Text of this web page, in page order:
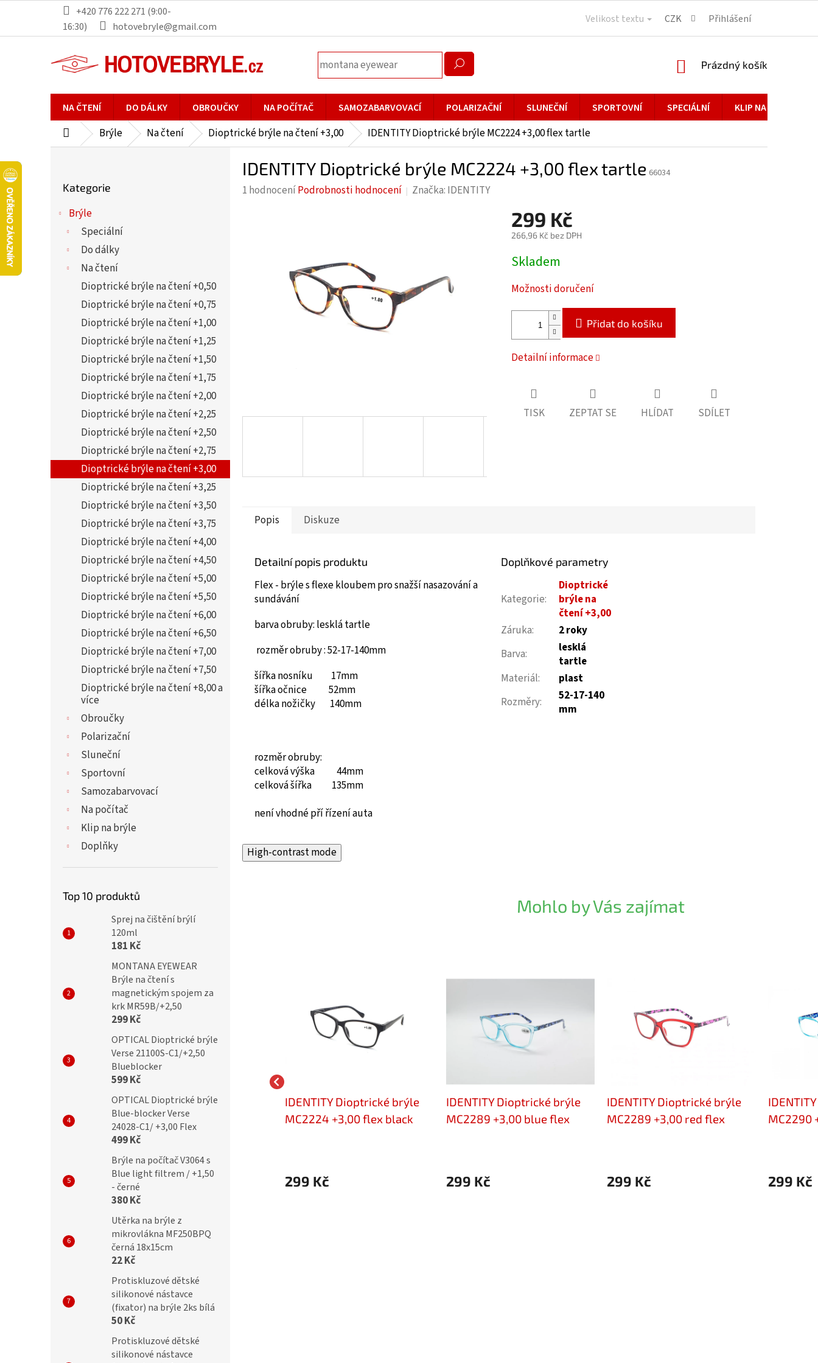
obsah
+420 776 222 271 (9:00-
16:30)
hotovebryle@gmail.com
Velikost textu CZK Přihlášení
NÁKUPNÍ
Prázdný košík
NA ČTENÍ DO DÁLKY OBROUČKY NA POČÍTAČ SAMOZABARVOVACÍ POLARIZAČNÍ SLUNEČNÍ SPORTOVNÍ SPECIÁLNÍ KLIP NA BRÝLE
DomůBrýle Na čtení Dioptrické brýle na čtení +3,00 IDENTITY Dioptrické brýle MC2224 +3,00 flex tartle
kategorie
Kategorie
Brýle
Speciální
Do dálky
Na čtení
Dioptrické brýle na čtení +0,50
Dioptrické brýle na čtení +0,75
Dioptrické brýle na čtení +1,00
Dioptrické brýle na čtení +1,25
Dioptrické brýle na čtení +1,50
Dioptrické brýle na čtení +1,75
Dioptrické brýle na čtení +2,00
Dioptrické brýle na čtení +2,25
Dioptrické brýle na čtení +2,50
Dioptrické brýle na čtení +2,75
Dioptrické brýle na čtení +3,00
Dioptrické brýle na čtení +3,25
Dioptrické brýle na čtení +3,50
Dioptrické brýle na čtení +3,75
Dioptrické brýle na čtení +4,00
Dioptrické brýle na čtení +4,50
Dioptrické brýle na čtení +5,00
Dioptrické brýle na čtení +5,50
Dioptrické brýle na čtení +6,00
Dioptrické brýle na čtení +6,50
Dioptrické brýle na čtení +7,00
Dioptrické brýle na čtení +7,50
Dioptrické brýle na čtení +8,00 a
více
Obroučky
Polarizační
Sluneční
Sportovní
Samozabarvovací
Na počítač
Klip na brýle
Doplňky
Top 10 produktů
Sprej na čištění brýlí
120ml
181 Kč
MONTANA EYEWEAR
Brýle na čtení s
magnetickým spojem za
krk MR59B/+2,50
299 Kč
OPTICAL Dioptrické brýle
Verse 21100S-C1/+2,50
Blueblocker
599 Kč
OPTICAL Dioptrické brýle
Blue-blocker Verse
24028-C1/ +3,00 Flex
499 Kč
Brýle na počítač V3064 s
Blue light filtrem / +1,50
- černé
380 Kč
Utěrka na brýle z
mikrovlákna MF250BPQ
černá 18x15cm
22 Kč
Protiskluzové dětské
silikonové nástavce
(fixator) na brýle 2ks bílá
50 Kč
Protiskluzové dětské
silikonové nástavce
IDENTITY Dioptrické brýle MC2224 +3,00 flex tartle 66034
Průměrné
1 hodnoceníPodrobnosti hodnocení Značka: IDENTITY
299 Kč
266,96 Kč bez DPH
Měrná
cena:
Skladem
Možnosti doručení
Přidat do košíku
Detailní informace
TISK ZEPTAT SE HLÍDAT SDÍLET
Popis Diskuze
Detailní popis produktu
Flex - brýle s flexe kloubem pro snažší nasazování a
sundávání
barva obruby: lesklá tartle
rozměr obruby : 52-17-140mm
šířka nosníku 17mm
šířka očnice 52mm
délka nožičky 140mm
rozměr obruby:
celková výška 44mm
celková šířka 135mm
není vhodné pří řízení auta
Doplňkové parametry
Kategorie:
Dioptrické
brýle na
čtení +3,00
Záruka:
2 roky
Barva:
lesklá
tartle
Materiál:
plast
Rozměry:
52-17-140
mm
High-contrast mode
Mohlo by Vás zajímat
+3,00 green flex
IDENTITY Dioptrické brýle
MC2286 +3,00 grey flex
299 Kč
IDENTITY Dioptrické brýle
MC2224 +3,00 flex black
299 Kč
IDENTITY Dioptrické brýle
MC2289 +3,00 blue flex
299 Kč
IDENTITY Dioptrické brýle
MC2289 +3,00 red flex
299 Kč
MC2290
299 Kč